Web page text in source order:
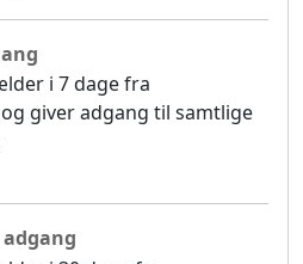
i 7 dage fra
giver adgang til samtlige